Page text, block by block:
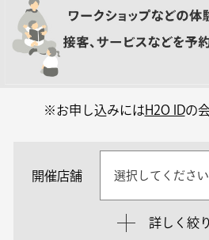
※お申し込みにはH2O IDの
開催店舗 選択してください
詳しく絞